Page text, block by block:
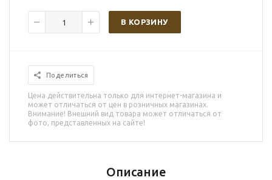
В КОРЗИНУ
Поделиться
Цена действительна только для интернет-магазина и
может отличаться от цен в розничных магазинах.
Внимание! Внешний вид товара может отличаться от
фото, представленных на сайте!
Описание